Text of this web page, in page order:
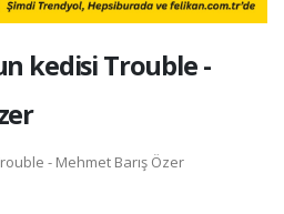
kedisi Trouble -